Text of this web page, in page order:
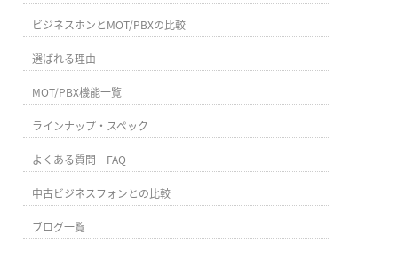
ビジネスホンとMOT/PBXの比較
選ばれる理由
MOT/PBX機能一覧
ラインナップ・スペック
よくある質問 FAQ
中古ビジネスフォンとの比較
ブログ一覧